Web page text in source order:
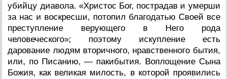
убийцу диавола. «Христос Бог, пострадав и умерши
за нас и воскресши, потопил благодатью Своей все
преступление верующего в Него рода
человеческого»; поэтому искупление есть
дарование людям вторичного, нравственного бытия,
или, по Писанию, — пакибытия. Воплощение Сына
Божия, как великая милость, в которой проявились